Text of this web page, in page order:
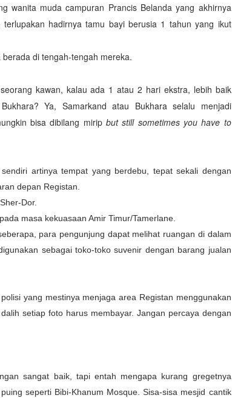
wanita muda campuran Prancis Belanda yang akhirnya
hadirnya tamu bayi berusia 1 tahun yang ikut
di tengah-tengah mereka.
kawan, kalau ada 1 atau 2 hari ekstra, lebih baik
Ya, Samarkand atau Bukhara selalu menjadi
bisa dibilang mirip but still sometimes you have to
artinya tempat yang berdebu, tepat sekali dengan
depan Registan.
Dor.
masa kekuasaan Amir Timur/Tamerlane.
para pengunjung dapat melihat ruangan di dalam
sebagai toko-toko suvenir dengan barang jualan
yang mestinya menjaga area Registan menggunakan
setiap foto harus membayar. Jangan percaya dengan
sangat baik, tapi entah mengapa kurang gregetnya
seperti Bibi-Khanum Mosque. Sisa-sisa mesjid cantik